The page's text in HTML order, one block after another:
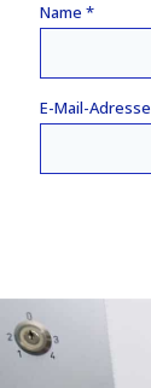
Name *
E-Mail-Adresse